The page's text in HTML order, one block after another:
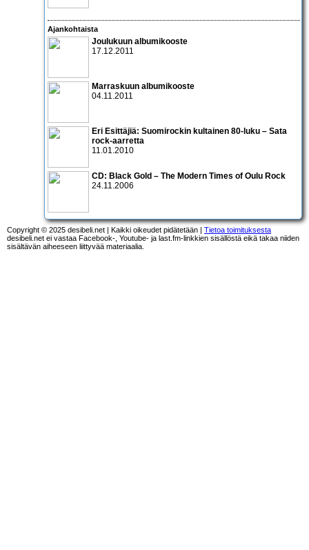
Ajankohtaista
Joulukuun albumikooste
17.12.2011
Marraskuun albumikooste
04.11.2011
Eri Esittäjiä: Suomirockin kultainen 80-luku – Sata
rock-aarretta
11.01.2010
CD: Black Gold – The Modern Times of Oulu Rock
24.11.2006
Copyright © 2025 desibeli.net | Kaikki oikeudet pidätetään | Tietoa toimituksesta
desibeli.net ei vastaa Facebook-, Youtube- ja last.fm-linkkien sisällöstä eikä takaa niiden
sisältävän aiheeseen liittyvää materiaalia.